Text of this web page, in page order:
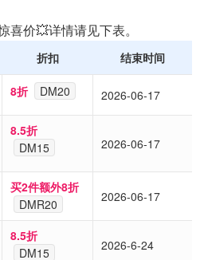
价💥详情请见下表。
折扣 结束时间
8折 DM20 2026-06-17
8.5折
DM15
2026-06-17
买2件额外8折
DMR20
2026-06-17
8.5折
DM15
2026-6-24